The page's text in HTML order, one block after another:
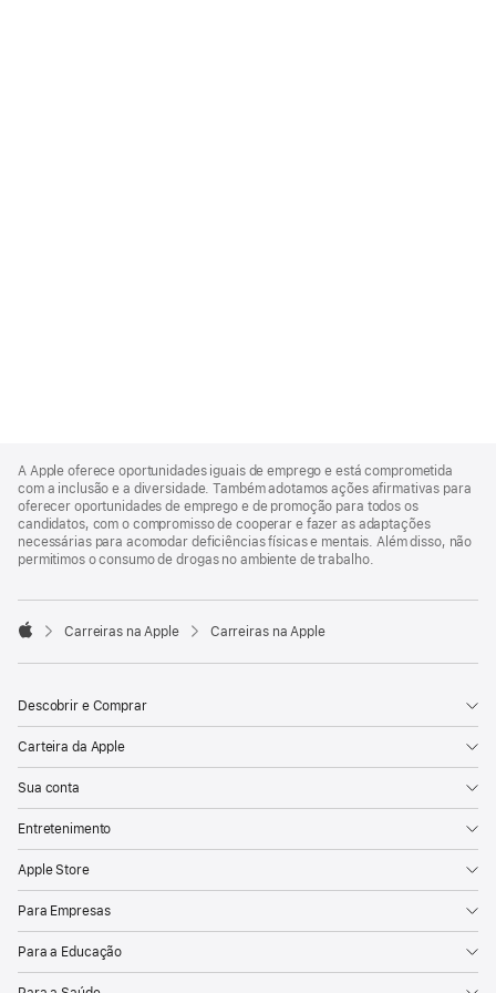
Footer
A Apple oferece oportunidades iguais de emprego e está comprometida
com a inclusão e a diversidade. Também adotamos ações afirmativas para
oferecer oportunidades de emprego e de promoção para todos os
candidatos, com o compromisso de cooperar e fazer as adaptações
necessárias para acomodar deficiências físicas e mentais. Além disso, não
permitimos o consumo de drogas no ambiente de trabalho.

Carreiras na Apple Carreiras na Apple
Descobrir e Comprar
Carteira da Apple
Sua conta
Entretenimento
Apple Store
Para Empresas
Para a Educação